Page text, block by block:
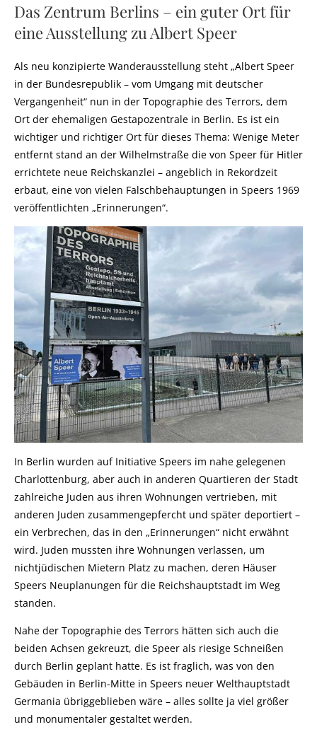
Das Zentrum Berlins – ein guter Ort für
eine Ausstellung zu Albert Speer
Als neu konzipierte Wanderausstellung steht „Albert Speer
in der Bundesrepublik – vom Umgang mit deutscher
Vergangenheit“ nun in der Topographie des Terrors, dem
Ort der ehemaligen Gestapozentrale in Berlin. Es ist ein
wichtiger und richtiger Ort für dieses Thema: Wenige Meter
entfernt stand an der Wilhelmstraße die von Speer für Hitler
errichtete neue Reichskanzlei – angeblich in Rekordzeit
erbaut, eine von vielen Falschbehauptungen in Speers 1969
veröffentlichten „Erinnerungen“.
In Berlin wurden auf Initiative Speers im nahe gelegenen
Charlottenburg, aber auch in anderen Quartieren der Stadt
zahlreiche Juden aus ihren Wohnungen vertrieben, mit
anderen Juden zusammengepfercht und später deportiert –
ein Verbrechen, das in den „Erinnerungen“ nicht erwähnt
wird. Juden mussten ihre Wohnungen verlassen, um
nichtjüdischen Mietern Platz zu machen, deren Häuser
Speers Neuplanungen für die Reichshauptstadt im Weg
standen.
Nahe der Topographie des Terrors hätten sich auch die
beiden Achsen gekreuzt, die Speer als riesige Schneißen
durch Berlin geplant hatte. Es ist fraglich, was von den
Gebäuden in Berlin-Mitte in Speers neuer Welthauptstadt
Germania übriggeblieben wäre – alles sollte ja viel größer
und monumentaler gestaltet werden.